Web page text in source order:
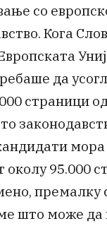
со
Кога
да
страници
мора
околу 95.000
премалку
што може да